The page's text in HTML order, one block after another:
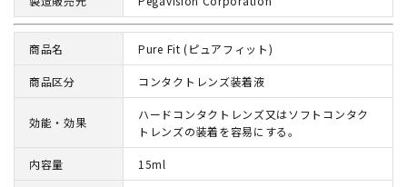
商品名 Pure Fit (ピュアフィット)
商品区分 コンタクトレンズ装着液
効能・効果
ハードコンタクトレンズ又はソフトコンタク
トレンズの装着を容易にする。
内容量 15ml